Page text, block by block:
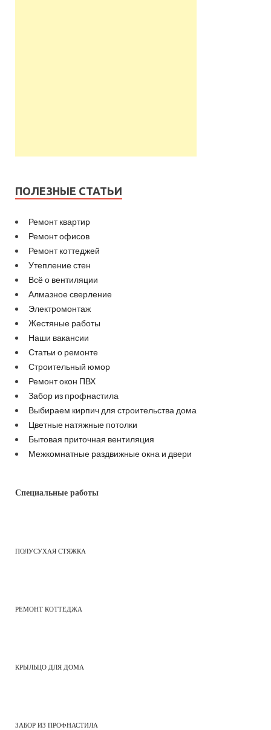
ПОЛЕЗНЫЕ СТАТЬИ
Ремонт квартир
Ремонт офисов
Ремонт коттеджей
Утепление стен
Всё о вентиляции
Алмазное сверление
Электромонтаж
Жестяные работы
Наши вакансии
Статьи о ремонте
Строительный юмор
Ремонт окон ПВХ
Забор из профнастила
Выбираем кирпич для строительства дома
Цветные натяжные потолки
Бытовая приточная вентиляция
Межкомнатные раздвижные окна и двери
Специальные работы
ПОЛУСУХАЯ СТЯЖКА
РЕМОНТ КОТТЕДЖА
КРЫЛЬЦО ДЛЯ ДОМА
ЗАБОР ИЗ ПРОФНАСТИЛА